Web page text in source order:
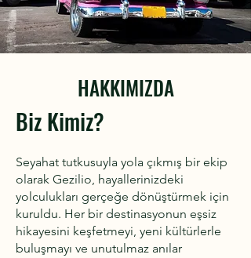
HAKKIMIZDA
​Biz Kimiz?
Seyahat tutkusuyla yola çıkmış bir ekip
olarak Gezilio, hayallerinizdeki
yolculukları gerçeğe dönüştürmek için
kuruldu. Her bir destinasyonun eşsiz
hikayesini keşfetmeyi, yeni kültürlerle
buluşmayı ve unutulmaz anılar